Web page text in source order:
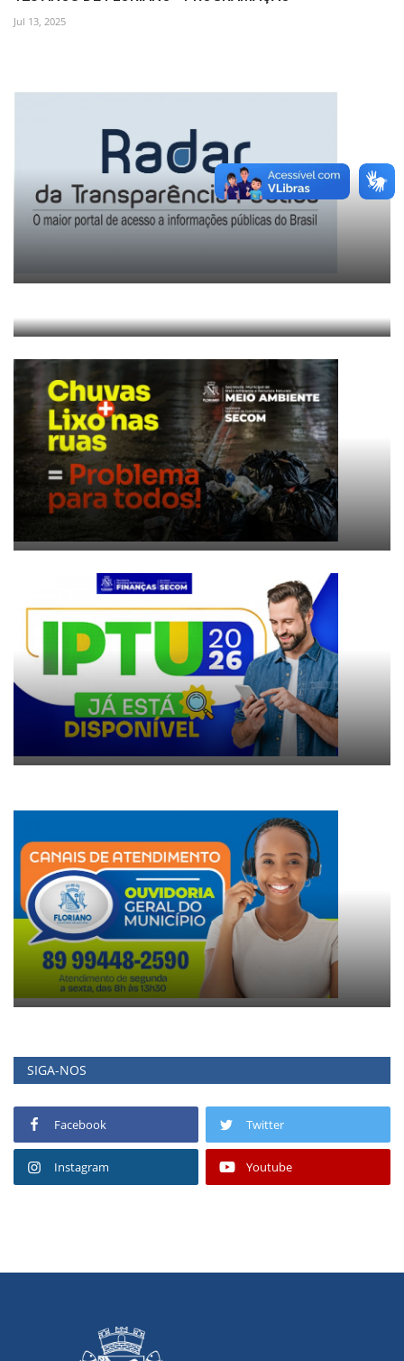
Jul 13, 2025
SIGA-NOS
Facebook Twitter
Instagram Youtube